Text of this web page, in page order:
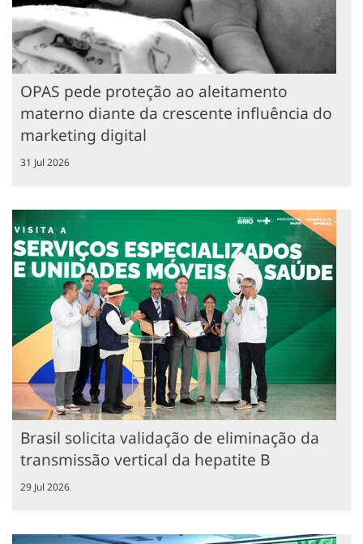
OPAS pede proteção ao aleitamento
materno diante da crescente influência do
marketing digital
31 Jul 2026
Brasil solicita validação de eliminação da
transmissão vertical da hepatite B
29 Jul 2026